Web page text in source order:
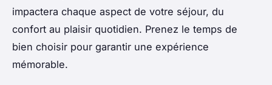
impactera chaque aspect de votre séjour, du
confort au plaisir quotidien. Prenez le temps de
bien choisir pour garantir une expérience
mémorable.